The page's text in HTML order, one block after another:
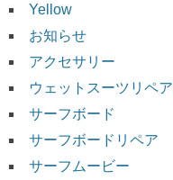
Yellow
お知らせ
アクセサリー
ウェットスーツリペア
サーフボード
サーフボードリペア
サーフムービー